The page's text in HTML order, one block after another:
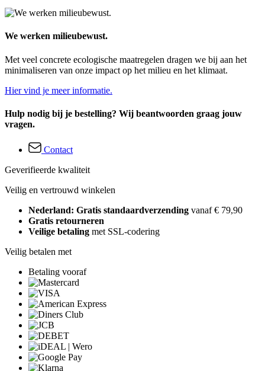
We werken milieubewust.
Met veel concrete ecologische maatregelen dragen we bij aan het
minimaliseren van onze impact op het milieu en het klimaat.
Hier vind je meer informatie.
Hulp nodig bij je bestelling? Wij beantwoorden graag jouw
vragen.
Contact
Geverifieerde kwaliteit
Veilig en vertrouwd winkelen
Nederland: Gratis standaardverzending vanaf € 79,90
Gratis retourneren
Veilige betaling met SSL-codering
Veilig betalen met
Betaling vooraf